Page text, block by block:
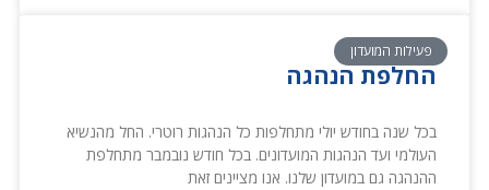
פעילות המועדון
החלפת הנהגה
בכל שנה בחודש יולי מתחלפות כל הנהגות רוטרי. החל מהנשיא
העולמי ועד הנהגות המועדונים. בכל חודש נובמבר מתחלפת
ההנהגה גם במועדון שלנו. אנו מציינים זאת